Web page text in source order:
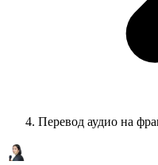
Перевод аудио на